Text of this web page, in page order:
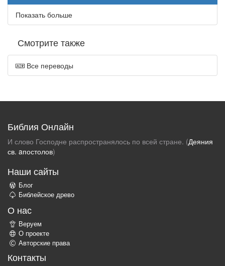
Показать больше
Смотрите также
Все переводы
Библия Онлайн
И слово Господне распространялось по всей стране. (Деяния
св. aпостолов)
Наши сайты
Блог
Библейское древо
О нас
Веруем
О проекте
Авторские права
Контакты